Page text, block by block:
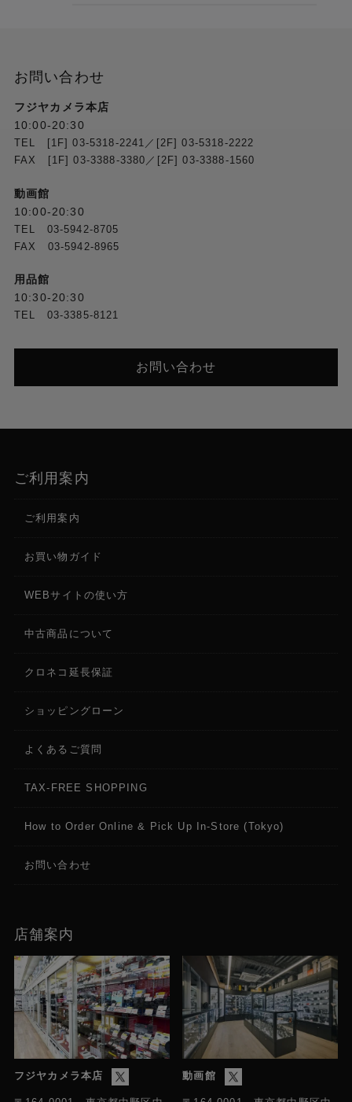
お問い合わせ
フジヤカメラ本店
10:00-20:30
TEL [1F] 03-5318-2241／[2F] 03-5318-2222
FAX [1F] 03-3388-3380／[2F] 03-3388-1560
動画館
10:00-20:30
TEL 03-5942-8705
FAX 03-5942-8965
用品館
10:30-20:30
TEL 03-3385-8121
お問い合わせ
ご利用案内
ご利用案内
お買い物ガイド
WEBサイトの使い方
中古商品について
クロネコ延長保証
ショッピングローン
よくあるご質問
TAX-FREE SHOPPING
How to Order Online & Pick Up In-Store (Tokyo)
お問い合わせ
店舗案内
フジヤカメラ本店 動画館